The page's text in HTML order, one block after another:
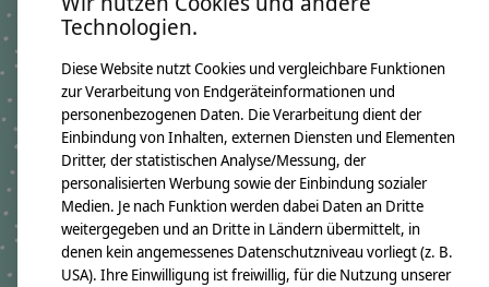
Namenskissen Paula 2019
GTIN: 4250608112223
Breite ca. 46cm
Höhe ca. 30cm
Material:
100% Baumwollstoff OEKO-TEX 100
Immer dabei ist ein Namensanhänger aus Holzwürfeln
Füllung:
allergikerfreundliche silikonisierte Polyesterfaserbällchen OEKO-TEX
100
Pflegehinweis:
Waschbar bei 30°C Schonwäsche, nicht trocknergeeignet
Sicherheitshinweise:
Technologien.
Diese Website nutzt Cookies und vergleichbare Funktionen
zur Verarbeitung von Endgeräteinformationen und
personenbezogenen Daten. Die Verarbeitung dient der
Einbindung von Inhalten, externen Diensten und Elementen
Dritter, der statistischen Analyse/Messung, der
personalisierten Werbung sowie der Einbindung sozialer
Medien. Je nach Funktion werden dabei Daten an Dritte
weitergegeben und an Dritte in Ländern übermittelt, in
denen kein angemessenes Datenschutzniveau vorliegt (z. B.
USA). Ihre Einwilligung ist freiwillig, für die Nutzung unserer